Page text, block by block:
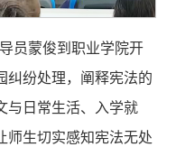
员蒙俊到职业学院开
纠纷处理，阐释宪法的
与日常生活、入学就
师生切实感知宪法无处